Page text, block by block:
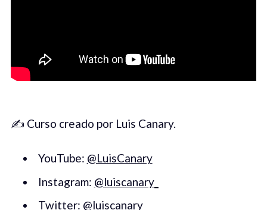
✍️ Curso creado por Luis Canary.
YouTube: @LuisCanary
Instagram: @luiscanary_
Twitter: @luiscanary